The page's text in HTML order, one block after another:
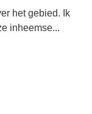
het gebied. Ik
inheemse...